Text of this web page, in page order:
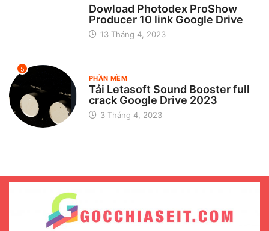
Dowload Photodex ProShow
Producer 10 link Google Drive
13 Tháng 4, 2023
5
PHẦN MỀM
Tải Letasoft Sound Booster full
crack Google Drive 2023
3 Tháng 4, 2023